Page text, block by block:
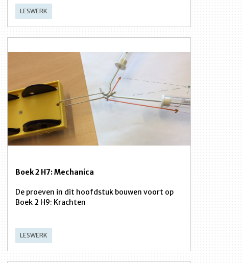
LESWERK
Boek 2 H7: Mechanica
De proeven in dit hoofdstuk bouwen voort op
Boek 2 H9: Krachten
LESWERK